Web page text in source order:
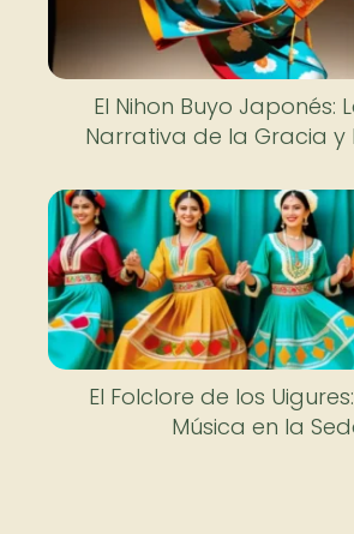
El Nihon Buyo Japonés:
Narrativa de la Gracia y
El Folclore de los
Música en la